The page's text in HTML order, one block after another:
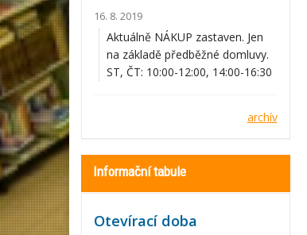
16. 8. 2019
Aktuálně NÁKUP zastaven. Jen
na základě předběžné domluvy.
ST, ČT: 10:00-12:00, 14:00-16:30
archív
Informační tabule
Otevírací doba